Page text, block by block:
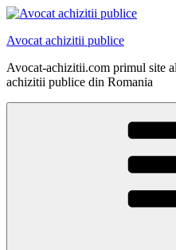
Skip
content
Avocat achizitii publice
Avocat-achizitii.com primul site
achizitii publice din Romania